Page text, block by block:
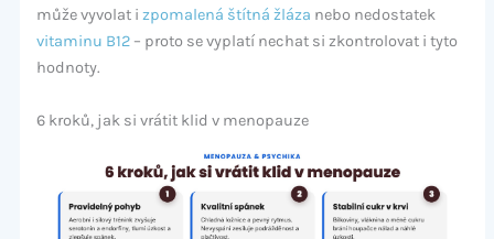
může vyvolat i zpomalená štítná žláza nebo nedostatek
vitaminu B12– proto se vyplatí nechat si zkontrolovat i tyto
hodnoty.
6 kroků, jak si vrátit klid v menopauze